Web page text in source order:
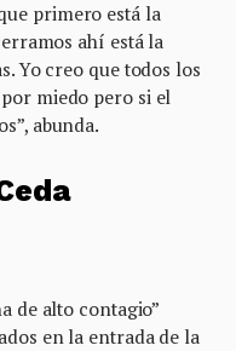
primero está la
ahí está la
Yo creo que todos los
miedo pero si el
abunda.
de alto contagio”
en la entrada de la